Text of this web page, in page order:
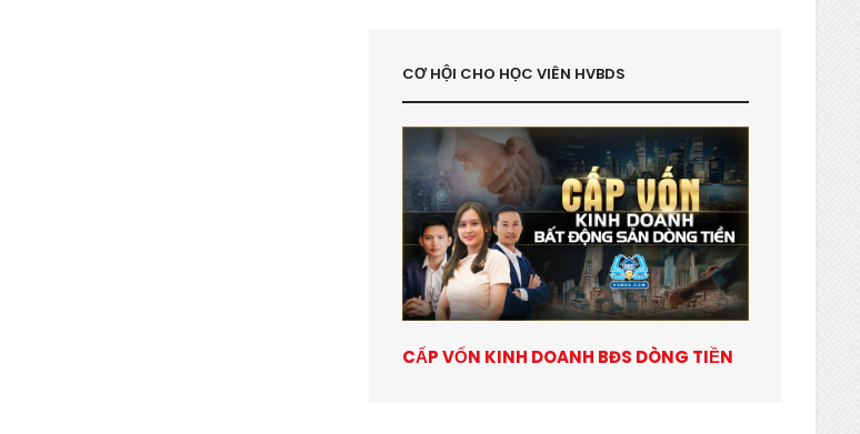
CƠ HỘI CHO HỌC VIÊN HVBDS
CẤP VỐN KINH DOANH BĐS DÒNG TIỀN